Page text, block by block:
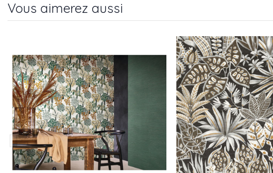
Vous aimerez aussi